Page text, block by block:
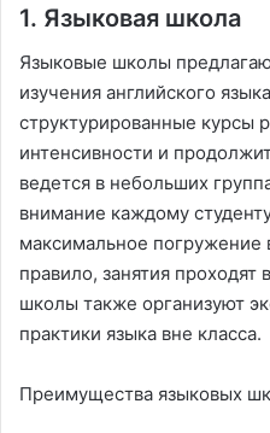
1. Языковая школа
Языковые школы
изучения английского
структурированные курсы
интенсивности и
ведется в небольших
внимание каждому
максимальное погружение
правило, занятия проходят
школы также организуют
практики языка вне класса.
Преимущества языковых